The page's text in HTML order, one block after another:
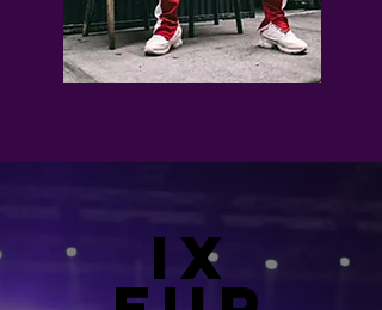
IX